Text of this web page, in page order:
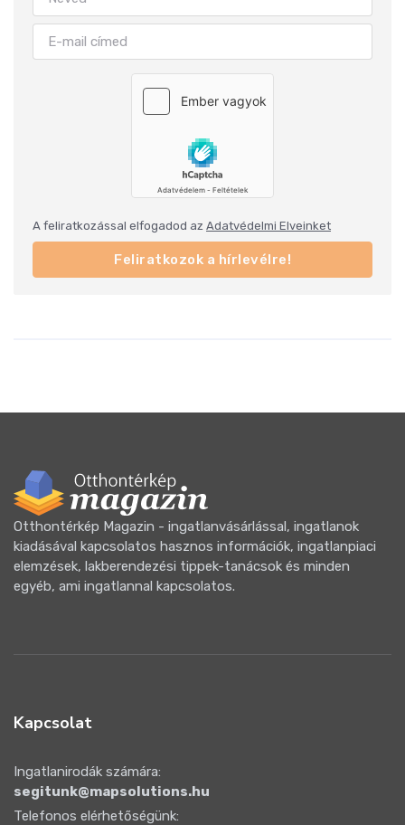
A feliratkozással elfogadod az Adatvédelmi Elveinket
Feliratkozok a hírlevélre!
Otthontérkép Magazin - ingatlanvásárlással, ingatlanok
kiadásával kapcsolatos hasznos információk, ingatlanpiaci
elemzések, lakberendezési tippek-tanácsok és minden
egyéb, ami ingatlannal kapcsolatos.
Kapcsolat
Ingatlanirodák számára:
segitunk@mapsolutions.hu
Telefonos elérhetőségünk: